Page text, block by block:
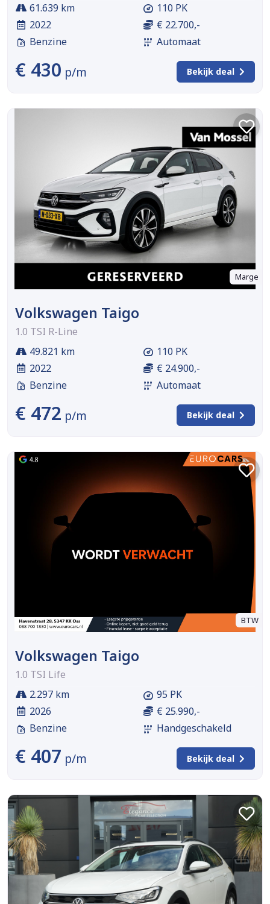
61.639 km
2022
Benzine
110 PK
€ 22.700,-
Automaat
€ 430 p/m Bekijk deal
Marge
Volkswagen Taigo
1.0 TSI R-Line
49.821 km
2022
Benzine
110 PK
€ 24.900,-
Automaat
€ 472 p/m Bekijk deal
BTW
Volkswagen Taigo
1.0 TSI Life
2.297 km
2026
Benzine
95 PK
€ 25.990,-
Handgeschakeld
€ 407 p/m Bekijk deal